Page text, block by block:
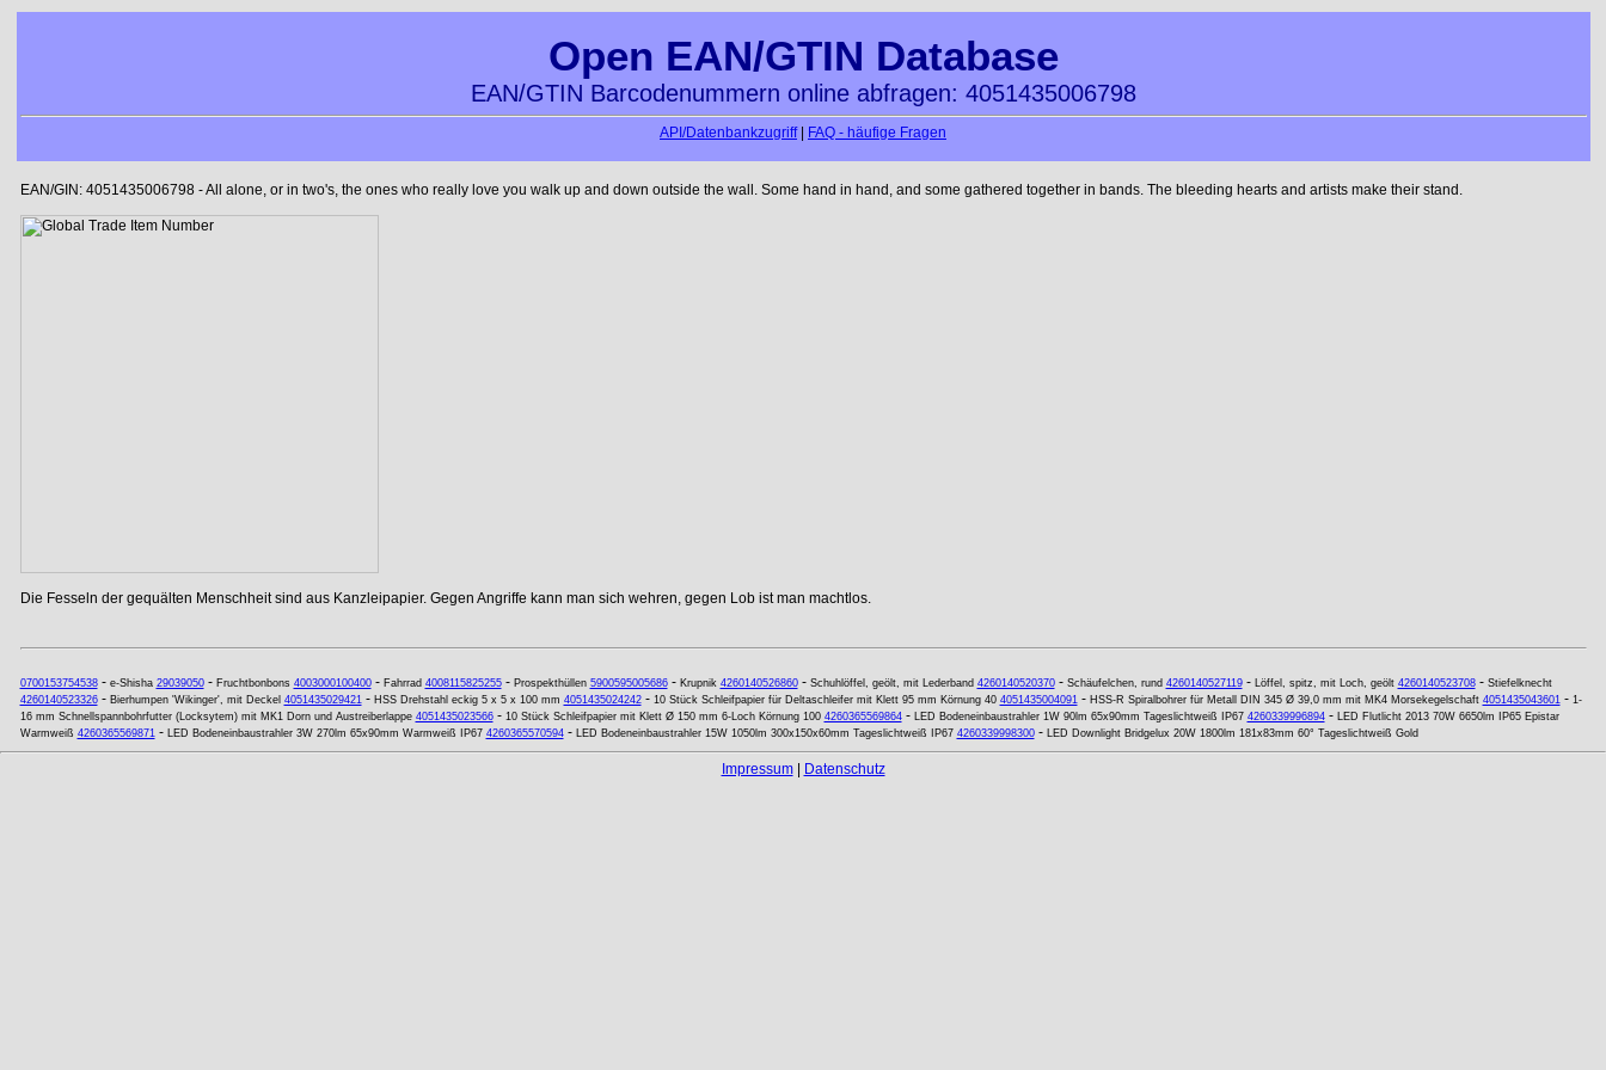
Open EAN/GTIN Database
EAN/GTIN Barcodenummern online abfragen: 4051435006798
API/Datenbankzugriff| FAQ - häufige Fragen
EAN/GIN: 4051435006798 - All alone, or in two's, the ones who really love you walk up and down outside the wall. Some hand in hand, and some gathered together in bands. The bleeding hearts and artists make their stand.
Die Fesseln der gequälten Menschheit sind aus Kanzleipapier. Gegen Angriffe kann man sich wehren, gegen Lob ist man machtlos.
0700153754538- e-Shisha 29039050- Fruchtbonbons 4003000100400- Fahrrad 4008115825255- Prospekthüllen 5900595005686- Krupnik 4260140526860- Schuhlöffel, geölt, mit Lederband 4260140520370- Schäufelchen, rund 4260140527119- Löffel, spitz, mit Loch, geölt 4260140523708- Stiefelknecht
4260140523326- Bierhumpen 'Wikinger', mit Deckel 4051435029421- HSS Drehstahl eckig 5 x 5 x 100 mm 4051435024242- 10 Stück Schleifpapier für Deltaschleifer mit Klett 95 mm Körnung 40 4051435004091- HSS-R Spiralbohrer für Metall DIN 345 Ø 39,0 mm mit MK4 Morsekegelschaft 4051435043601- 1-
16 mm Schnellspannbohrfutter (Locksytem) mit MK1 Dorn und Austreiberlappe 4051435023566- 10 Stück Schleifpapier mit Klett Ø 150 mm 6-Loch Körnung 100 4260365569864- LED Bodeneinbaustrahler 1W 90lm 65x90mm Tageslichtweiß IP67 4260339996894- LED Flutlicht 2013 70W 6650lm IP65 Epistar
Warmweiß 4260365569871- LED Bodeneinbaustrahler 3W 270lm 65x90mm Warmweiß IP67 4260365570594- LED Bodeneinbaustrahler 15W 1050lm 300x150x60mm Tageslichtweiß IP67 4260339998300- LED Downlight Bridgelux 20W 1800lm 181x83mm 60° Tageslichtweiß Gold
Impressum| Datenschutz